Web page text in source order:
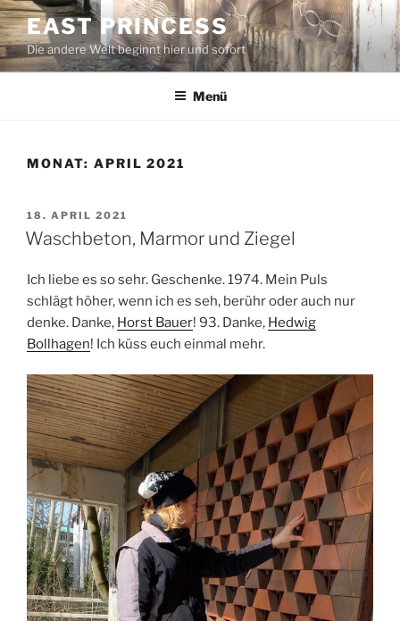
Zum
Inhalt
springen
EAST PRINCESS
Die andere Welt beginnt hier und sofort
Menü
MONAT: APRIL 2021
VERÖFFENTLICHT
AM
18. APRIL 2021
Waschbeton, Marmor und Ziegel
Ich liebe es so sehr. Geschenke. 1974. Mein Puls
schlägt höher, wenn ich es seh, berühr oder auch nur
denke. Danke, Horst Bauer! 93. Danke, Hedwig
Bollhagen! Ich küss euch einmal mehr.